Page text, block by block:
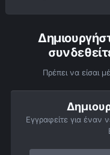
Πρέπει να είσαι
Εγγραφείτε για έναν